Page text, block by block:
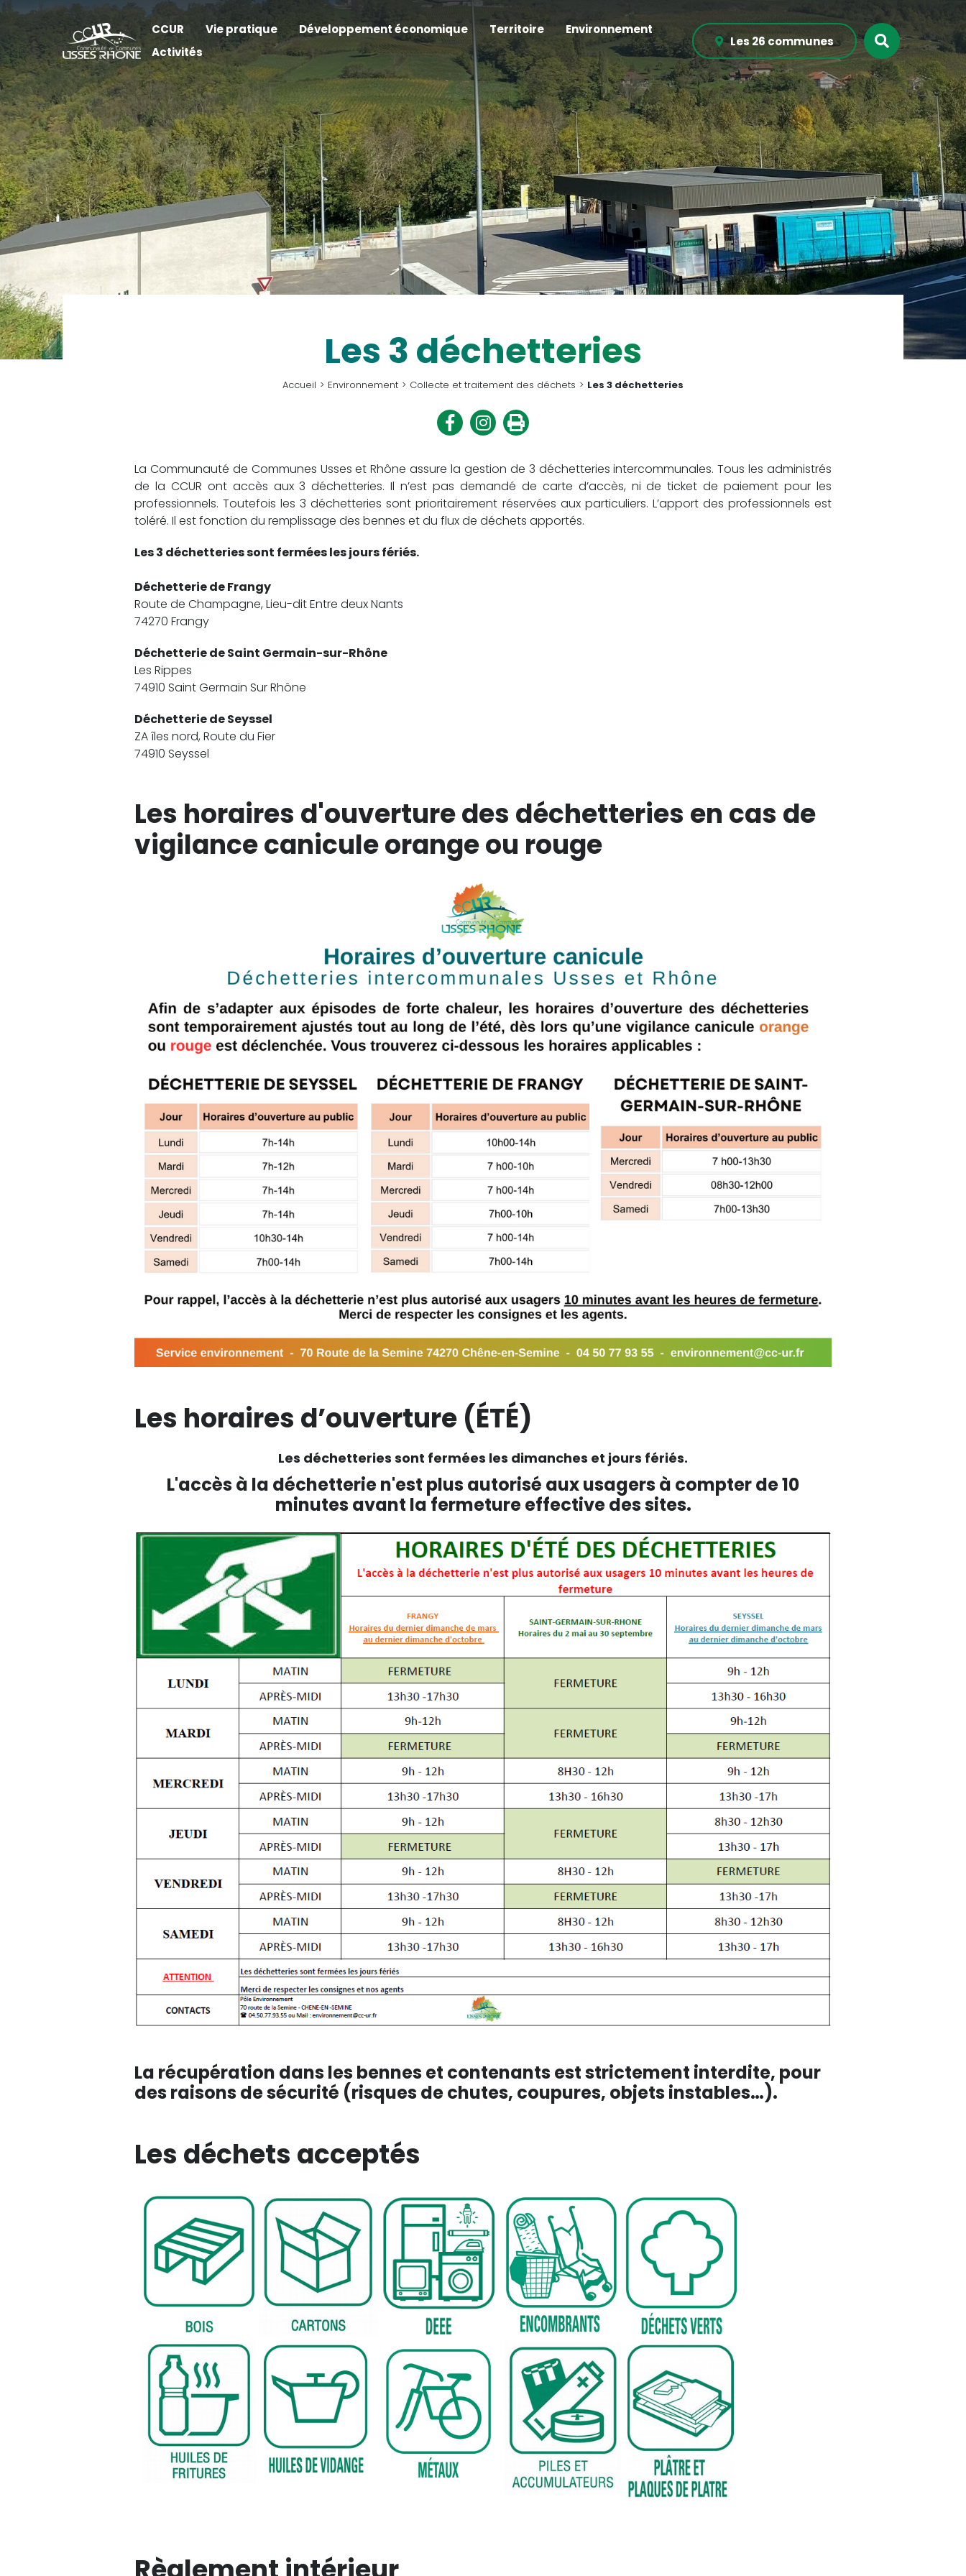
CCUR Vie pratique Développement économique Territoire
Environnement
Activités
Les 26 communes
sur
le
site
Les 3 déchetteries
Accueil Environnement Collecte et traitement des déchets Les 3 déchetteries
Partager
sur
Partager
sur
Imprimer
La Communauté de Communes Usses et Rhône assure la gestion de 3 déchetteries intercommunales. Tous les administrés
de la CCUR ont accès aux 3 déchetteries. Il n’est pas demandé de carte d’accès, ni de ticket de paiement pour les
professionnels. Toutefois les 3 déchetteries sont prioritairement réservées aux particuliers. L’apport des professionnels est
toléré. Il est fonction du remplissage des bennes et du flux de déchets apportés.
Les 3 déchetteries sont fermées les jours fériés.
Déchetterie de Frangy
Route de Champagne, Lieu-dit Entre deux Nants
74270 Frangy
Déchetterie de Saint Germain-sur-Rhône
Les Rippes
74910 Saint Germain Sur Rhône
Déchetterie de Seyssel
ZA îles nord, Route du Fier
74910 Seyssel
Les horaires d'ouverture des déchetteries en cas de
vigilance canicule orange ou rouge
Les horaires d’ouverture (ÉTÉ)
Les déchetteries sont fermées les dimanches et jours fériés.
L'accès à la déchetterie n'est plus autorisé aux usagers à compter de 10
minutes avant la fermeture effective des sites.
La récupération dans les bennes et contenants est strictement interdite, pour
des raisons de sécurité (risques de chutes, coupures, objets instables…).
Les déchets acceptés